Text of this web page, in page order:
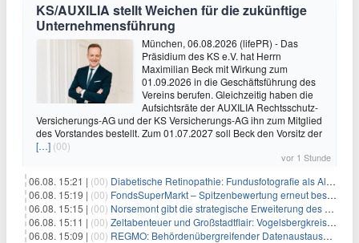
KS/AUXILIA stellt Weichen für die zukünftige
Unternehmensführung
München, 06.08.2026 (lifePR) - Das
Präsidium des KS e.V. hat Herrn
Maximilian Beck mit Wirkung zum
01.09.2026 in die Geschäftsführung des
Vereins berufen. Gleichzeitig haben die
Aufsichtsräte der AUXILIA Rechtsschutz-
Versicherungs-AG und der KS Versicherungs-AG ihn zum Mitglied
des Vorstandes bestellt. Zum 01.07.2027 soll Beck den Vorsitz der
[…] (00)
vor 1 Stunde
06.08. 15:21 | (00) Diabetische Retinopathie: Fundusfotografie als Alternative zur Ophthalmoskopie
06.08. 15:19 | (00) FondsSuperMarkt – Spitzenbewertung erneut bestätigt
06.08. 15:15 | (00) Norsemont gibt die strategische Erweiterung des Konzessionspakets Choquelimpie auf 9.048 Hektar bekannt
06.08. 15:11 | (00) Zeltabenteuer und Großstadtflair: Vogelsbergkreis blickt auf zwei erfolgreiche Sommerfreizeiten zurück
06.08. 15:09 | (00) REGMO: Behördenübergreifender Datenaustausch für Millionen Bürger:innen – Teil 1